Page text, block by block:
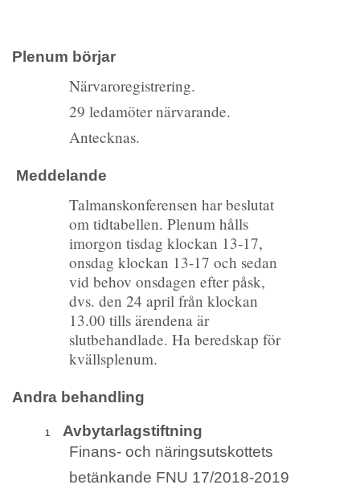
Plenum börjar
Närvaroregistrering.
29 ledamöter närvarande.
Antecknas.
Meddelande
Talmanskonferensen har beslutat
om tidtabellen. Plenum hålls
imorgon tisdag klockan 13-17,
onsdag klockan 13-17 och sedan
vid behov onsdagen efter påsk,
dvs. den 24 april från klockan
13.00 tills ärendena är
slutbehandlade. Ha beredskap för
kvällsplenum.
Andra behandling
1
Avbytarlagstiftning
Finans- och näringsutskottets
betänkande FNU 17/2018-2019